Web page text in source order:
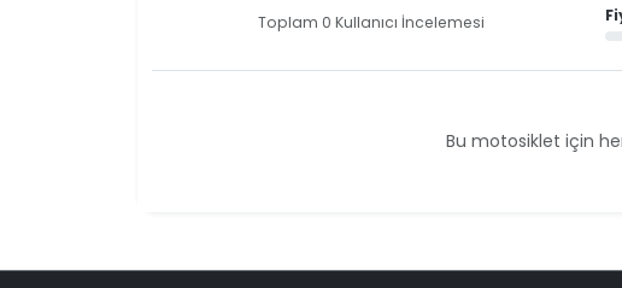
Toplam 0 Kullanıcı İncelemesi
Bu motosiklet için